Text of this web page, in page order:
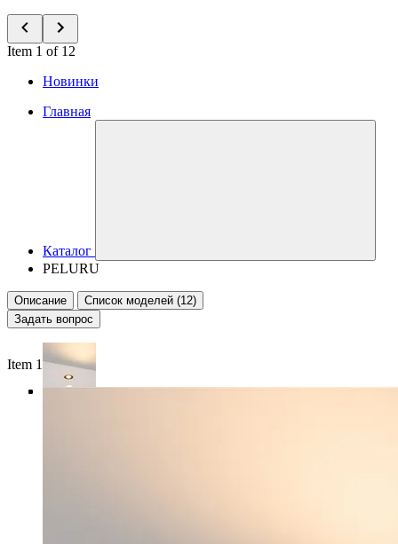
Item 1 of 12
Новинки
Главная
Каталог
PELURU
Описание
Список моделей (12)
Задать вопрос
Item 1 of 4